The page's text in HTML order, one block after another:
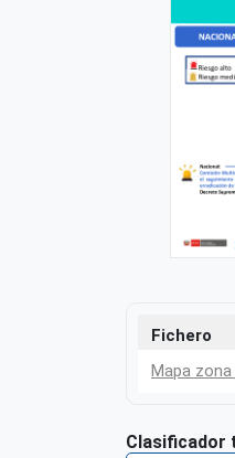
Fichero
Mapa
Clasificador